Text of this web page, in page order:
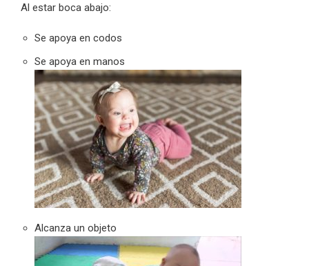
Al estar boca abajo:
Se apoya en codos
Se apoya en manos
Alcanza un objeto